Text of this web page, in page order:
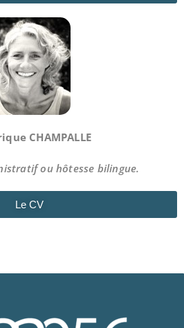
CHAMPALLE
ou hôtesse bilingue.
Le CV